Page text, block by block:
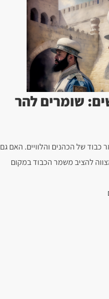
שומרים להר
של הכהנים והלוויים. האם גם
להציב משמר הכבוד במקום